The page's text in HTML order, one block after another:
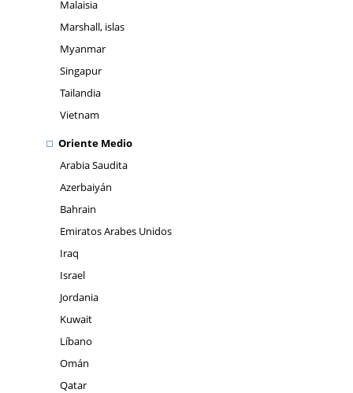
Malaisia
Marshall, islas
Myanmar
Singapur
Tailandia
Vietnam
Oriente Medio
Arabia Saudita
Azerbaiyán
Bahrain
Emiratos Arabes Unidos
Iraq
Israel
Jordania
Kuwait
Líbano
Omán
Qatar